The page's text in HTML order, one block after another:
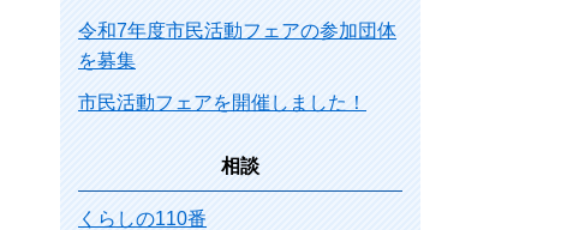
令和7年度市民活動フェアの参加団体
を募集
市民活動フェアを開催しました！
相談
くらしの110番